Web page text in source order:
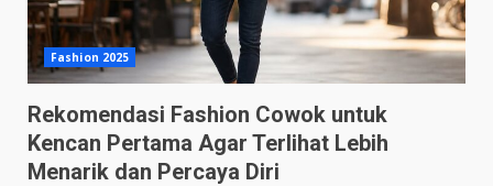
Fashion 2025
Rekomendasi Fashion Cowok untuk
Kencan Pertama Agar Terlihat Lebih
Menarik dan Percaya Diri